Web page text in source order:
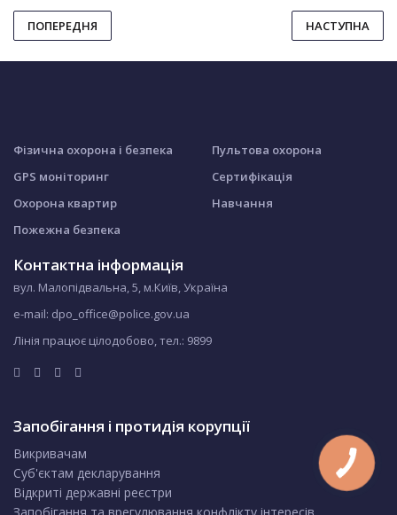
ПОПЕРЕДНЯ НАСТУПНА
Фізична охорона і безпека
GPS моніторинг
Охорона квартир
Пожежна безпека
Пультова охорона
Сертифікація
Навчання
Контактна інформація
вул. Малопідвальна, 5, м.Київ, Україна
e-mail: dpo_office@police.gov.ua
Лінія працює цілодобово, тел.: 9899
Запобігання і протидія корупції
Викривачам
Суб'єктам декларування
Відкриті державні реєстри
Запобігання та врегулювання конфлікту інтересів